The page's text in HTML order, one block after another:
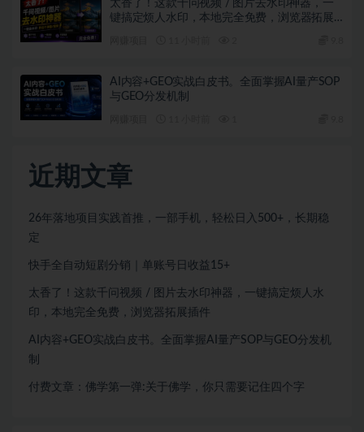
太香了！这款千问视频 / 图片去水印神器，一
键搞定烦人水印，本地完全免费，浏览器拓展
AI内容+GEO实战白皮书。全面掌握AI量产SOP
与GEO分发机制
近期文章
26年落地项目实践首推，一部手机，轻松日入500+，长期稳
定
快手全自动短剧分销｜单账号日收益15+
太香了！这款千问视频 / 图片去水印神器，一键搞定烦人水
印，本地完全免费，浏览器拓展插件
AI内容+GEO实战白皮书。全面掌握AI量产SOP与GEO分发机
制
付费文章：佛学第一弹:关于佛学，你只需要记住四个字